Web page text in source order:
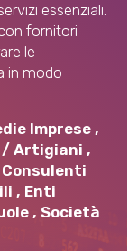
essenziali.
fornitori
le
in modo
Imprese,
/ Artigiani ,
Consulenti
, Enti
, Società